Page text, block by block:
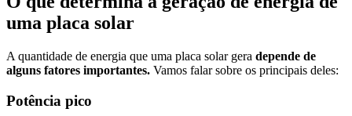
uma placa solar
A quantidade de energia que uma placa solar gera depende de
alguns fatores importantes. Vamos falar sobre os principais deles:
Potência pico